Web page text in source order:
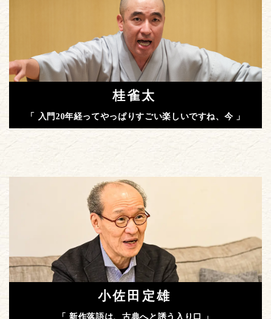
桂雀太
「 入門20年経ってやっぱりすごい楽しいですね、今 」
小佐田定雄
「 新作落語は、古典へと誘う入り口 」